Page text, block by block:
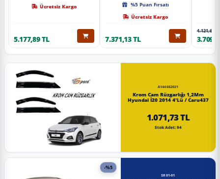
Ücretsiz Kargo
5.177,89 TL
%5 Puan Fırsatı
Ücretsiz Kargo
7.371,13 TL
4.121,65 TL
A144662021
Krom Cam Rüzgarlığı 1,2Mm
Hyundai İ20 2014 4'Lü / Caru437
1.071,73 TL
Stok Adet: 94
-%5
SR01-01